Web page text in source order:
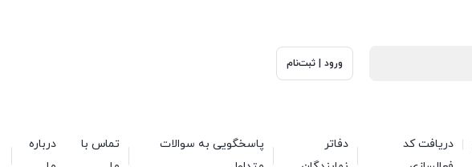
ورود | ثبت‌نام
دریافت کد
دفاتر
پاسخگویی به سوالات
تماس با
درباره